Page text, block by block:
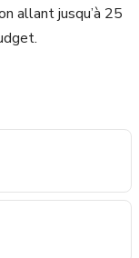
allant jusqu’à 25